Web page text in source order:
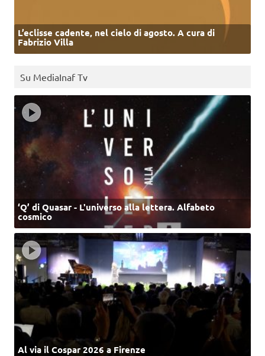
L’eclisse cadente, nel cielo di agosto. A cura di
Fabrizio Villa
Su MediaInaf Tv
‘Q’ di Quasar - L'universo alla lettera. Alfabeto
cosmico
Al via il Cospar 2026 a Firenze